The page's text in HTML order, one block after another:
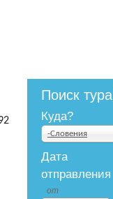
Поиск тура
Куда?
-Словения
Дата
отправления
от